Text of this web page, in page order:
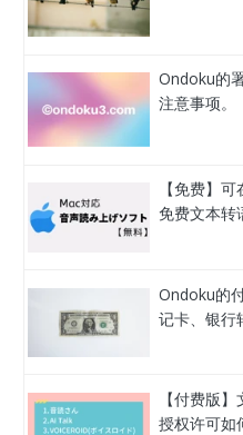
Ondoku的
注意事项。
【免费】
免费文本转
Ondoku的
记卡、银行
【付费版
授权许可如